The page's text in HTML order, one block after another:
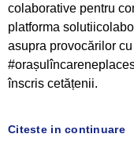
colaborative pentru
platforma
asupra provocărilor
înscris cetățenii.
Citeste in continuare